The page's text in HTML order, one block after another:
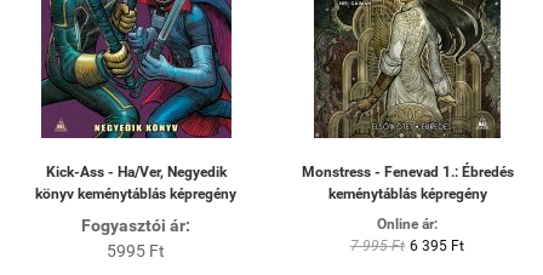
Kick-Ass - Ha/Ver, Negyedik
könyv keménytáblás képregény
Fogyasztói ár:
5995 Ft
Monstress - Fenevad 1.: Ébredés
keménytáblás képregény
Online ár:
7 995 Ft 6 395 Ft